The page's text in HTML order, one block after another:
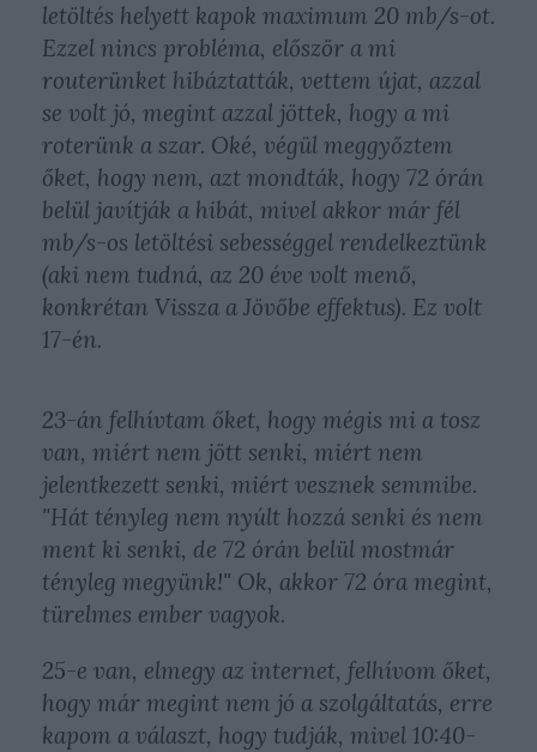
letöltés helyett kapok maximum 20 mb/s-ot.
Ezzel nincs probléma, először a mi
routerünket hibáztatták, vettem újat, azzal
se volt jó, megint azzal jöttek, hogy a mi
roterünk a szar. Oké, végül meggyőztem
őket, hogy nem, azt mondták, hogy 72 órán
belül javítják a hibát, mivel akkor már fél
mb/s-os letöltési sebességgel rendelkeztünk
(aki nem tudná, az 20 éve volt menő,
konkrétan Vissza a Jövőbe effektus). Ez volt
17-én.
23-án felhívtam őket, hogy mégis mi a tosz
van, miért nem jött senki, miért nem
jelentkezett senki, miért vesznek semmibe.
"Hát tényleg nem nyúlt hozzá senki és nem
ment ki senki, de 72 órán belül mostmár
tényleg megyünk!" Ok, akkor 72 óra megint,
türelmes ember vagyok.
25-e van, elmegy az internet, felhívom őket,
hogy már megint nem jó a szolgáltatás, erre
kapom a választ, hogy tudják, mivel 10:40-